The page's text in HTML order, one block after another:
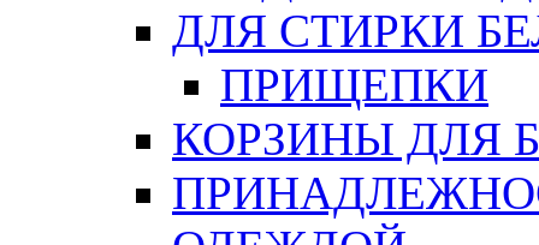
ДЛЯ СТИРКИ
ПРИЩЕПКИ
КОРЗИНЫ ДЛЯ